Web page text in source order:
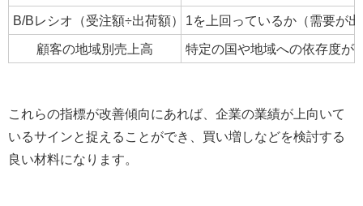
B/Bレシオ（受注額÷出荷額） 1を上回っているか（需要が
顧客の地域別売上高 特定の国や地域への依存度が
これらの指標が改善傾向にあれば、企業の業績が上向いて
いるサインと捉えることができ、買い増しなどを検討する
良い材料になります。